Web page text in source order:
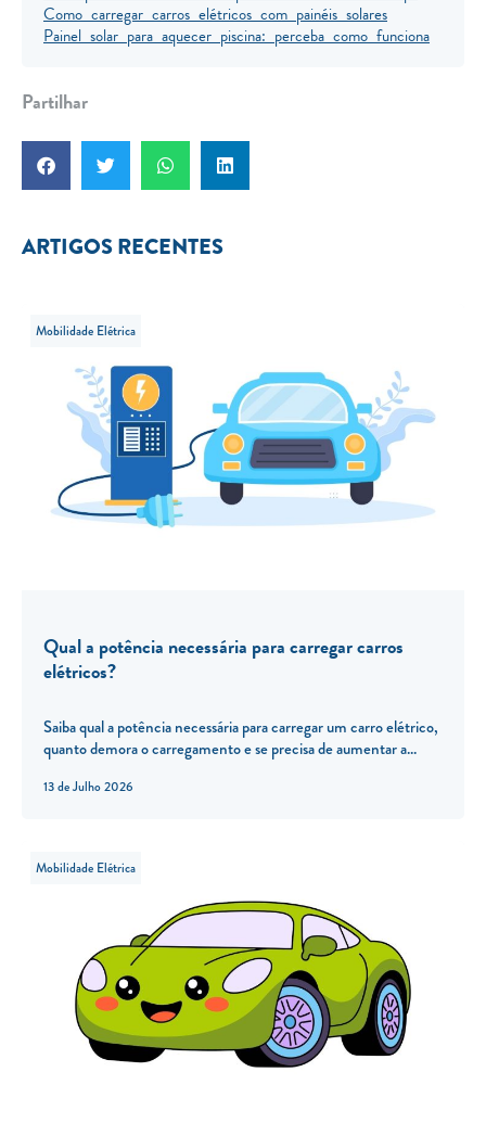
Como carregar carros elétricos com painéis solares
Painel solar para aquecer piscina: perceba como funciona
Partilhar
ARTIGOS RECENTES
13 de Julho 2026
Mobilidade Elétrica
Qual a potência necessária para carregar carros
elétricos?
Saiba qual a potência necessária para carregar um carro elétrico,
quanto demora o carregamento e se precisa de aumentar a...
Mobilidade Elétrica